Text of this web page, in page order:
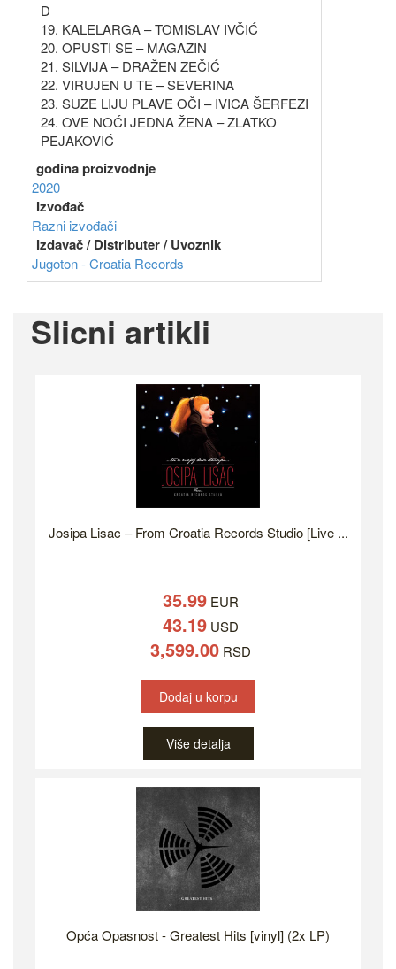
D
19. KALELARGA – TOMISLAV IVČIĆ
20. OPUSTI SE – MAGAZIN
21. SILVIJA – DRAŽEN ZEČIĆ
22. VIRUJEN U TE – SEVERINA
23. SUZE LIJU PLAVE OČI – IVICA ŠERFEZI
24. OVE NOĆI JEDNA ŽENA – ZLATKO
PEJAKOVIĆ
godina proizvodnje
2020
Izvođač
Razni izvođači
Izdavač / Distributer / Uvoznik
Jugoton - Croatia Records
Slicni artikli
Josipa Lisac ‎– From Croatia Records Studio [Live ...
35.99EUR
43.19USD
3,599.00RSD
Dodaj u korpu
Više detalja
Opća Opasnost - Greatest Hits [vinyl] (2x LP)